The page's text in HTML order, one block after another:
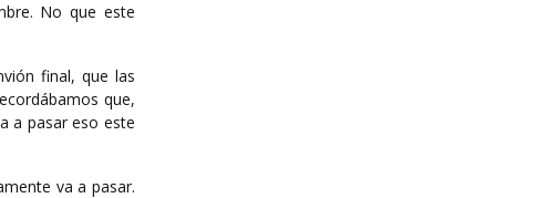
No que este
final, que las
que,
a pasar eso este
va a pasar.